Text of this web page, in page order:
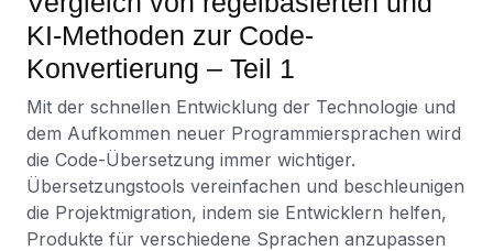
KI-Methoden zur Code-
Konvertierung – Teil 1
Mit der schnellen Entwicklung der Technologie und
dem Aufkommen neuer Programmiersprachen wird
die Code-Übersetzung immer wichtiger.
Übersetzungstools vereinfachen und beschleunigen
die Projektmigration, indem sie Entwicklern helfen,
Produkte für verschiedene Sprachen anzupassen